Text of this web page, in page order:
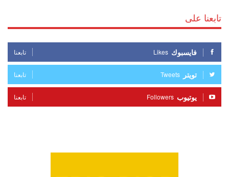
تابعنا على
فايسبوك Likes تابعنا
تويتر Tweets تابعنا
يوتيوب Followers تابعنا